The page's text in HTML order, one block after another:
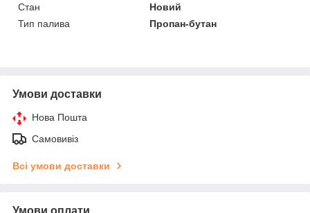
Стан
Новий
Тип палива
Пропан-бутан
Умови доставки
Нова Пошта
Самовивіз
Всі умови доставки
Умови оплати